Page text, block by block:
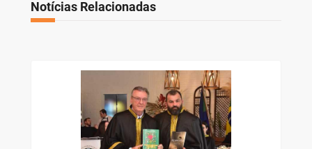
Notícias Relacionadas